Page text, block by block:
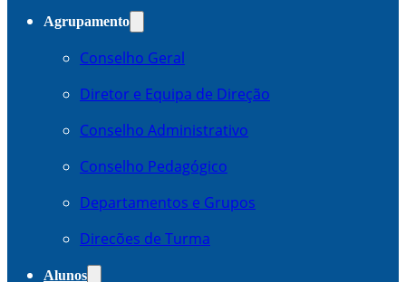
Agrupamento
Conselho Geral
Diretor e Equipa de Direção
Conselho Administrativo
Conselho Pedagógico
Departamentos e Grupos
Direcões de Turma
Alunos